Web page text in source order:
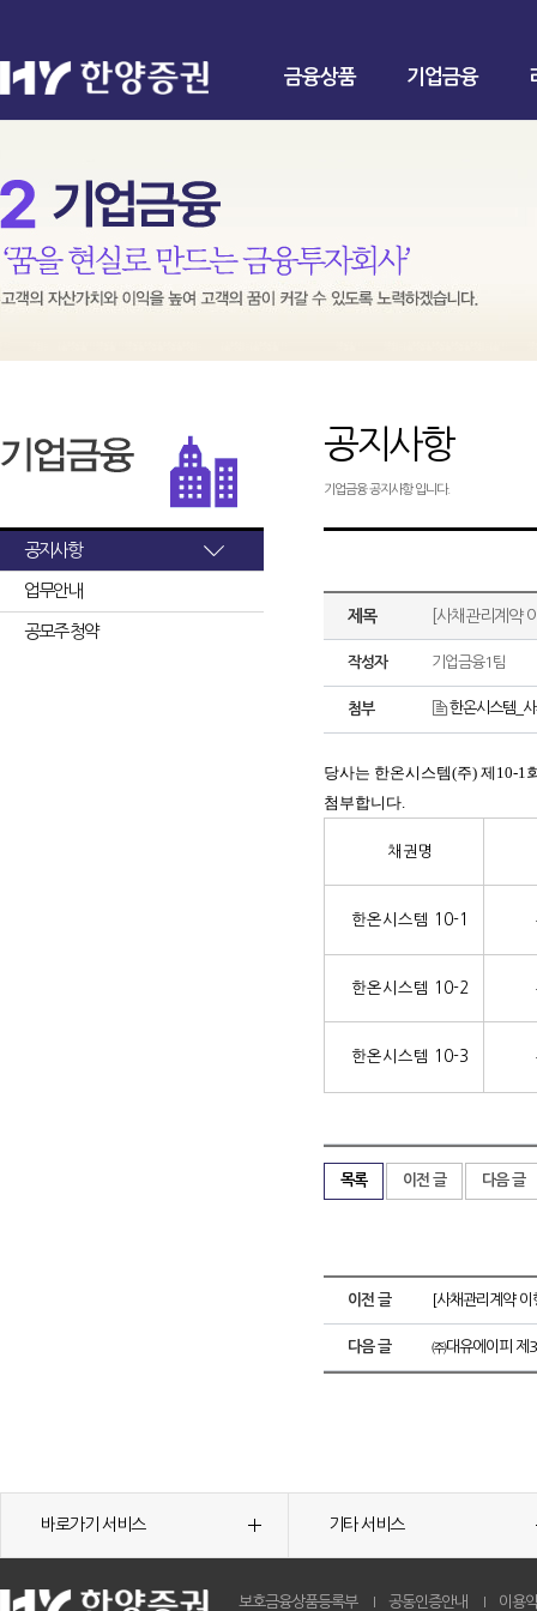
금융상품 기업금융
공지사항
업무안내
공모주 청약
공지사항
기업금융 공지사항 입니다.
제목 [사채관리계약
작성자 기업금융1팀
첨부 한온시스템_
당사는 한온시스템(주) 제10-1
첨부합니다.
채권명
한온시스템 10-1
한온시스템 10-2
한온시스템 10-3
목록 이전 글 다음 글
이전 글 [사채관리계약
다음 글 ㈜대유에이피 제
바로가기 서비스 기타 서비스
보호금융상품등록부 공동인증안내 이용